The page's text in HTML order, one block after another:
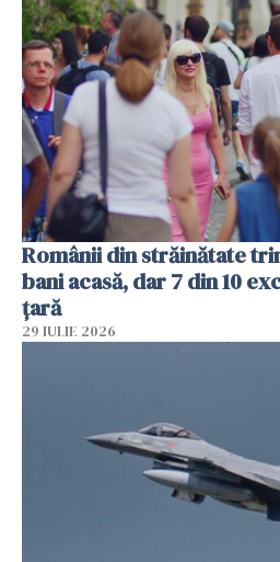
Românii din străinătate
bani acasă, dar 7 din 10
țară
29 IULIE 2026